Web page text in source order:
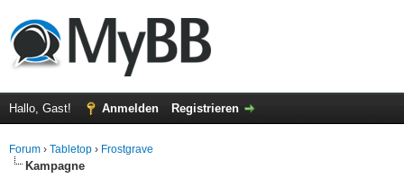
Hallo, Gast! Anmelden Registrieren
Forum › Tabletop › Frostgrave
Kampagne